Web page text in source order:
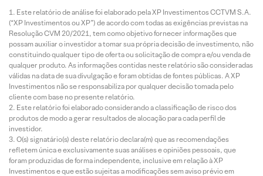
Este relatório de análise foi elaborado pela XP Investimentos CCTVM S.A.
(“XP Investimentos ou XP”) de acordo com todas as exigências previstas na
Resolução CVM 20/2021, tem como objetivo fornecer informações que
possam auxiliar o investidor a tomar sua própria decisão de investimento, não
constituindo qualquer tipo de oferta ou solicitação de compra e/ou venda de
qualquer produto. As informações contidas neste relatório são consideradas
válidas na data de sua divulgação e foram obtidas de fontes públicas. A XP
Investimentos não se responsabiliza por qualquer decisão tomada pelo
cliente com base no presente relatório.
Este relatório foi elaborado considerando a classificação de risco dos
produtos de modo a gerar resultados de alocação para cada perfil de
investidor.
O(s) signatário(s) deste relatório declara(m) que as recomendações
refletem única e exclusivamente suas análises e opiniões pessoais, que
foram produzidas de forma independente, inclusive em relação à XP
Investimentos e que estão sujeitas a modificações sem aviso prévio em